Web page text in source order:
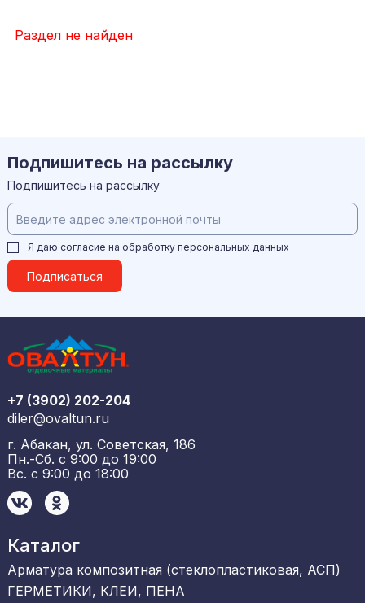
Раздел не найден
Подпишитесь на рассылку
Подпишитесь на рассылку
Я даю согласие на обработку персональных данных
Подписаться
Каталог
Арматура композитная (стеклопластиковая, АСП)
ГЕРМЕТИКИ, КЛЕИ, ПЕНА
г. Абакан, ул. Советская, 186
Пн.-Сб. с 9:00 до 19:00
Вс. с 9:00 до 18:00
+7 (3902) 202-204
diler@ovaltun.ru